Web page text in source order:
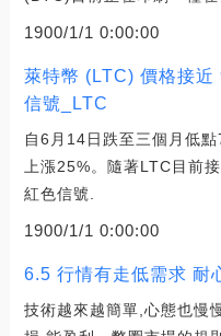
1900/1/1 0:00:00
萊特幣 (LTC) 價格接近
信號_LTC
自6月14日跌至三個月低
上漲25%。隨著LTC目前
紅色信號.
1900/1/1 0:00:00
6.5 行情有走低需求 耐
技術越來越簡單,心態也慢